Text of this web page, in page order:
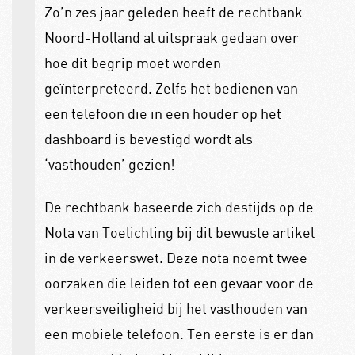
Zo’n zes jaar geleden heeft de rechtbank
Noord-Holland al uitspraak gedaan over
hoe dit begrip moet worden
geïnterpreteerd. Zelfs het bedienen van
een telefoon die in een houder op het
dashboard is bevestigd wordt als
‘vasthouden’ gezien!
De rechtbank baseerde zich destijds op de
Nota van Toelichting bij dit bewuste artikel
in de verkeerswet. Deze nota noemt twee
oorzaken die leiden tot een gevaar voor de
verkeersveiligheid bij het vasthouden van
een mobiele telefoon. Ten eerste is er dan